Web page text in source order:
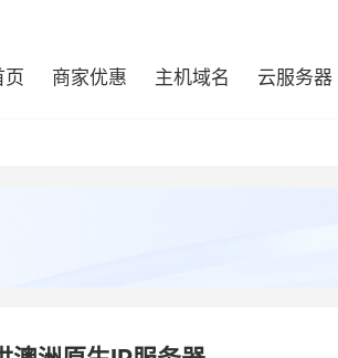
页 商家优惠 主机域名 云服务器